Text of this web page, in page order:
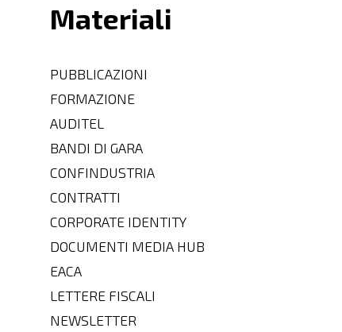
Materiali
PUBBLICAZIONI
FORMAZIONE
AUDITEL
BANDI DI GARA
CONFINDUSTRIA
CONTRATTI
CORPORATE IDENTITY
DOCUMENTI MEDIA HUB
EACA
LETTERE FISCALI
NEWSLETTER